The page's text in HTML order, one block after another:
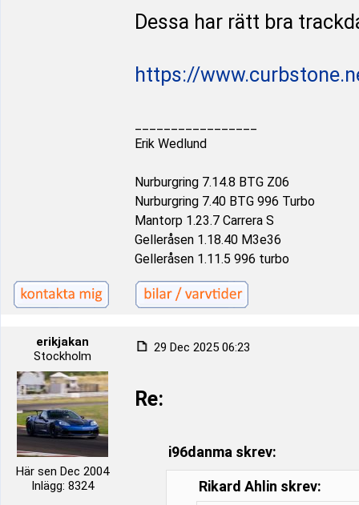
Dessa har rätt bra
https://
Erik Wedlund
Nurburgring 7.14.8 BTG Z06
Nurburgring 7.40 BTG 996 Turbo
Mantorp 1.23.7 Carrera S
Gelleråsen 1.18.40 M3e36
Gelleråsen 1.11.5 996 turbo
erikjakan
Stockholm
Här sen Dec 2004
Inlägg: 8324
29 Dec 2025 06:23
Re:
i96danma skrev:
Rikard Ahlin skrev: